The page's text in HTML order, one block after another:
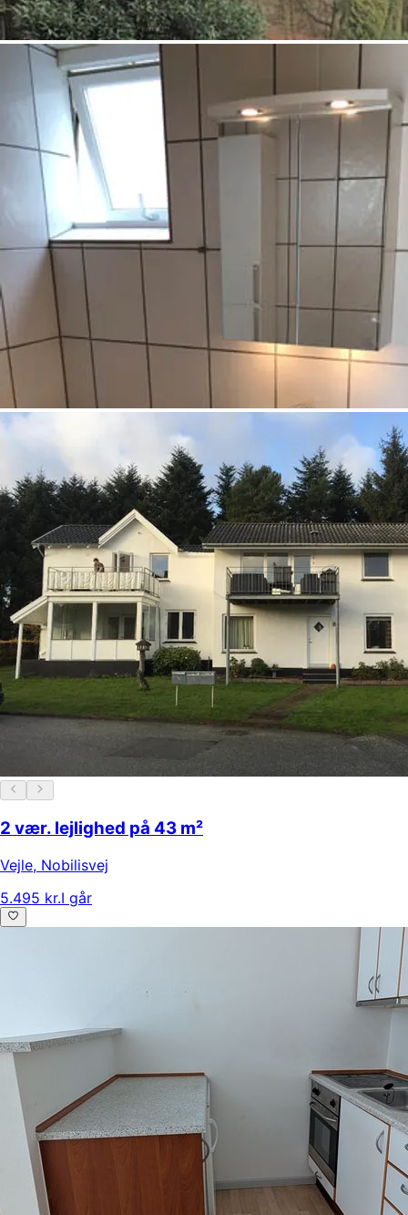
2 vær. lejlighed på 43 m²
Vejle, Nobilisvej
5.495 kr.I går